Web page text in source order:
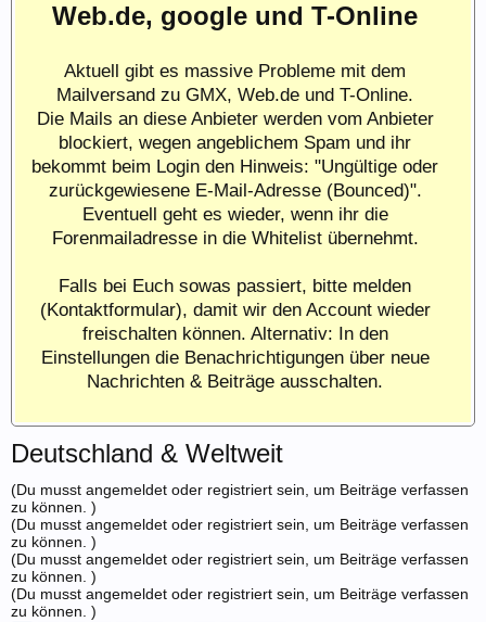
Web.de, google und T-Online
Aktuell gibt es massive Probleme mit dem
Mailversand zu GMX, Web.de und T-Online.
Die Mails an diese Anbieter werden vom Anbieter
blockiert, wegen angeblichem Spam und ihr
bekommt beim Login den Hinweis: "Ungültige oder
zurückgewiesene E-Mail-Adresse (Bounced)".
Eventuell geht es wieder, wenn ihr die
Forenmailadresse in die Whitelist übernehmt.
Falls bei Euch sowas passiert, bitte melden
(Kontaktformular), damit wir den Account wieder
freischalten können. Alternativ: In den
Einstellungen die Benachrichtigungen über neue
Nachrichten & Beiträge ausschalten.
Deutschland & Weltweit
(Du musst angemeldet oder registriert sein, um Beiträge verfassen
zu können. )
(Du musst angemeldet oder registriert sein, um Beiträge verfassen
zu können. )
(Du musst angemeldet oder registriert sein, um Beiträge verfassen
zu können. )
(Du musst angemeldet oder registriert sein, um Beiträge verfassen
zu können. )